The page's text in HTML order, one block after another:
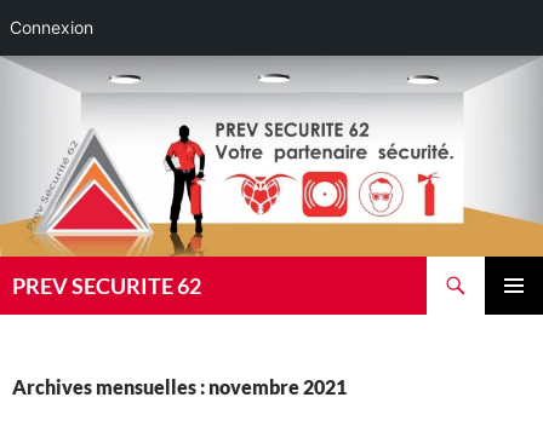
Connexion
Aller
PREV SECURITE 62
Archives mensuelles : novembre 2021